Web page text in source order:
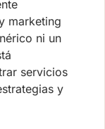
marketing
ni un
servicios
y